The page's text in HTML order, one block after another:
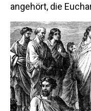
angehört, die